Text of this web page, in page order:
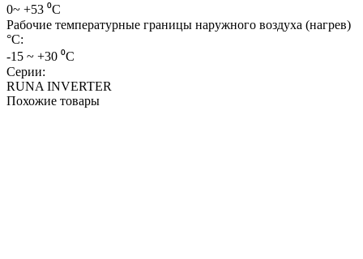
0~ +53 ⁰С
Рабочие температурные границы наружного воздуха (нагрев)
°C:
-15 ~ +30 ⁰С
Серии:
RUNA INVERTER
Похожие товары